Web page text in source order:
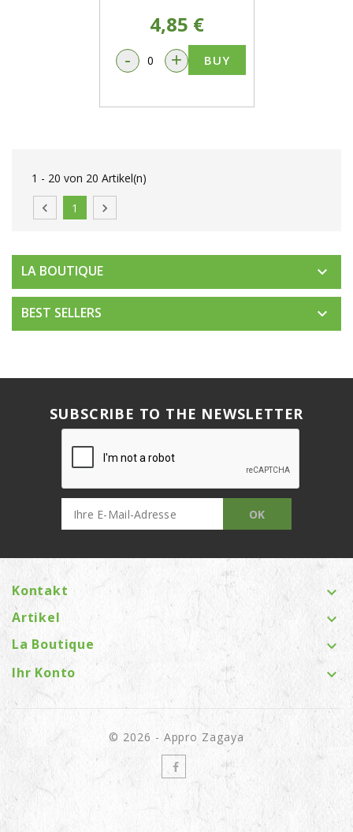
4,85 €
- + BUY
1 - 20 von 20 Artikel(n)
 1 
LA BOUTIQUE 
BEST SELLERS 
SUBSCRIBE TO THE NEWSLETTER
Kontakt 
Artikel 
La Boutique 
Ihr Konto 
© 2026 - Appro Zagaya